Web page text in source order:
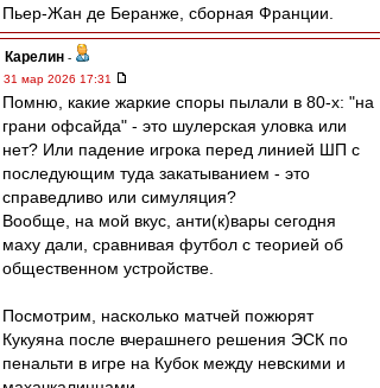
Пьер-Жан де Беранже, сборная Франции.
Карелин -
31 мар 2026 17:31
Помню, какие жаркие споры пылали в 80-х: "на
грани офсайда" - это шулерская уловка или
нет? Или падение игрока перед линией ШП с
последующим туда закатыванием - это
справедливо или симуляция?
Вообще, на мой вкус, анти(к)вары сегодня
маху дали, сравнивая футбол с теорией об
общественном устройстве.
Посмотрим, насколько матчей пожюрят
Кукуяна после вчерашнего решения ЭСК по
пенальти в игре на Кубок между невскими и